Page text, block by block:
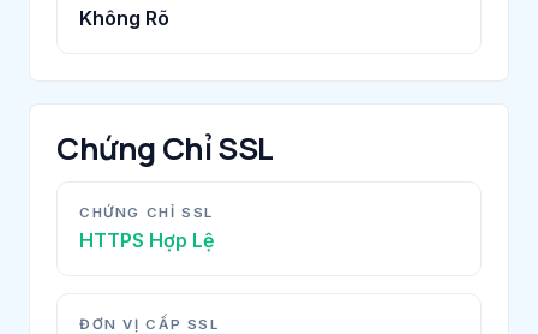
Không Rõ
Chứng Chỉ SSL
CHỨNG CHỈ SSL
HTTPS Hợp Lệ
ĐƠN VỊ CẤP SSL